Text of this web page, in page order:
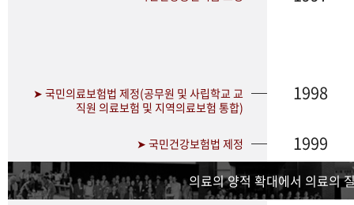
➤ 국민의료보험법 제정(공무원 및 사립학교 교
직원 의료보험 및 지역의료보험 통합)
1998
➤ 국민건강보험법 제정 1999
의료의 양적 확대에서 의료의